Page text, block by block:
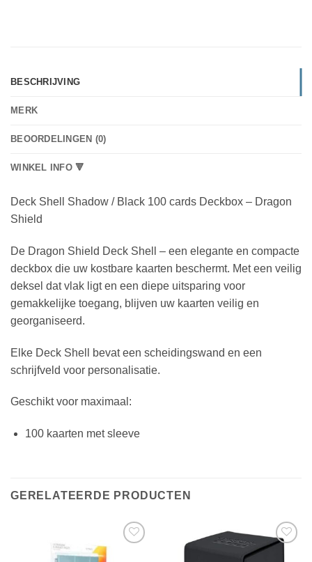
BESCHRIJVING
MERK
BEOORDELINGEN (0)
WINKEL INFO 🔻
Deck Shell Shadow / Black 100 cards Deckbox – Dragon
Shield
De Dragon Shield Deck Shell – een elegante en compacte
deckbox die uw kostbare kaarten beschermt. Met een veilig
deksel dat vlak ligt en een diepe uitsparing voor
gemakkelijke toegang, blijven uw kaarten veilig en
georganiseerd.
Elke Deck Shell bevat een scheidingswand en een
schrijfveld voor personalisatie.
Geschikt voor maximaal:
100 kaarten met sleeve
GERELATEERDE PRODUCTEN